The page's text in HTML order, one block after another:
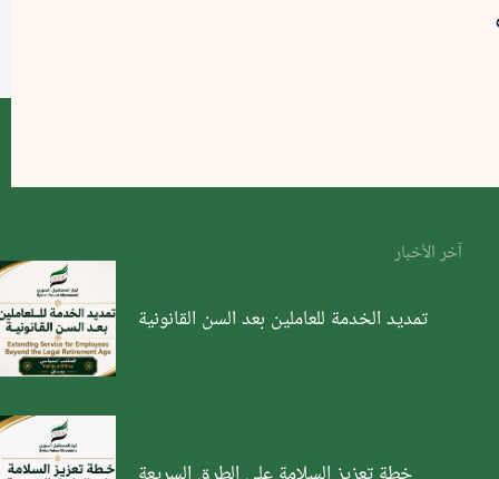
آخر الأخبار
تمديد الخدمة للعاملين بعد السن القانونية
خطة تعزيز السلامة على الطرق السريعة